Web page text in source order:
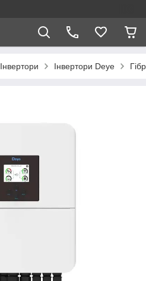
Інвертори Інвертори Deye